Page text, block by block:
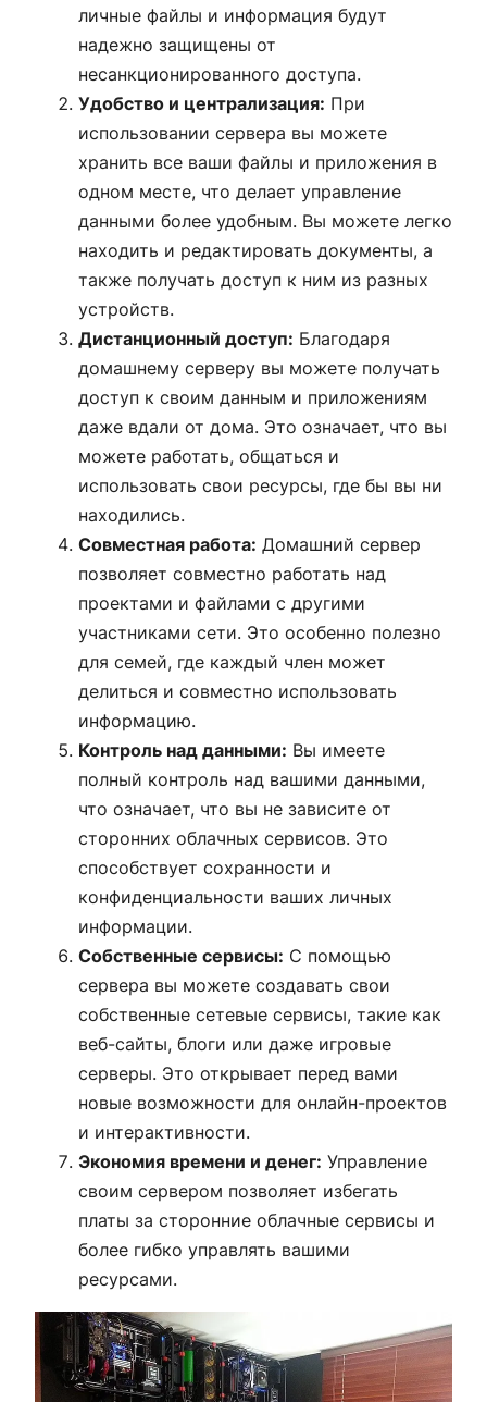
личные файлы и информация будут
надежно защищены от
несанкционированного доступа.
Удобство и централизация: При
использовании сервера вы можете
хранить все ваши файлы и приложения в
одном месте, что делает управление
данными более удобным. Вы можете легко
находить и редактировать документы, а
также получать доступ к ним из разных
устройств.
Дистанционный доступ: Благодаря
домашнему серверу вы можете получать
доступ к своим данным и приложениям
даже вдали от дома. Это означает, что вы
можете работать, общаться и
использовать свои ресурсы, где бы вы ни
находились.
Совместная работа: Домашний сервер
позволяет совместно работать над
проектами и файлами с другими
участниками сети. Это особенно полезно
для семей, где каждый член может
делиться и совместно использовать
информацию.
Контроль над данными: Вы имеете
полный контроль над вашими данными,
что означает, что вы не зависите от
сторонних облачных сервисов. Это
способствует сохранности и
конфиденциальности ваших личных
информации.
Собственные сервисы: С помощью
сервера вы можете создавать свои
собственные сетевые сервисы, такие как
веб-сайты, блоги или даже игровые
серверы. Это открывает перед вами
новые возможности для онлайн-проектов
и интерактивности.
Экономия времени и денег: Управление
своим сервером позволяет избегать
платы за сторонние облачные сервисы и
более гибко управлять вашими
ресурсами.